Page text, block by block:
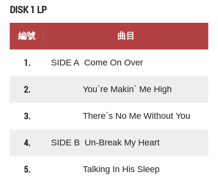
DISK 1 LP
編號 曲目
1. SIDE A Come On Over
2. You`re Makin` Me High
3. There`s No Me Without You
4. SIDE B Un-Break My Heart
5. Talking In His Sleep